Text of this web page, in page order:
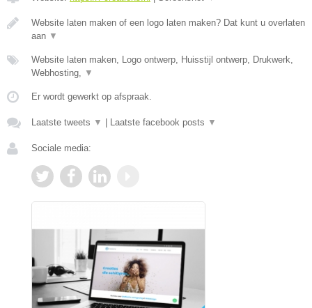
Website laten maken of een logo laten maken? Dat kunt u overlaten
aan ▼
Website laten maken, Logo ontwerp, Huisstijl ontwerp, Drukwerk,
Webhosting, ▼
Er wordt gewerkt op afspraak.
Laatste tweets ▼ Laatste facebook posts ▼
Sociale media: